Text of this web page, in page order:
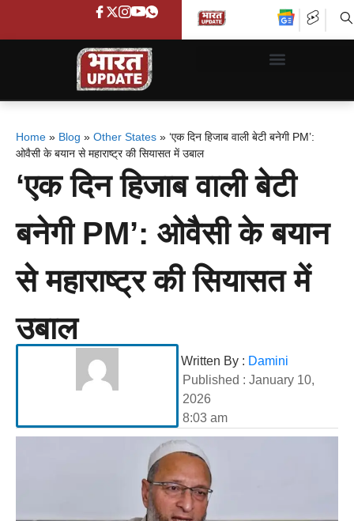
Home » Blog » Other States » ‘एक दिन हिजाब वाली बेटी बनेगी PM’:
ओवैसी के बयान से महाराष्ट्र की सियासत में उबाल
‘एक दिन हिजाब वाली बेटी
बनेगी PM’: ओवैसी के बयान
से महाराष्ट्र की सियासत में
उबाल
Written By : Damini
Published : January 10,
2026
8:03 am